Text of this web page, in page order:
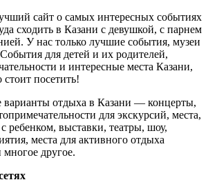
сайт о самых интересных событиях
сходить в Казани с девушкой, с парнем
У нас только лучшие события, музеи
для детей и их родителей,
и интересные места Казани,
стоит посетить!
отдыха в Казани — концерты,
для экскурсий, места,
ребенком, выставки, театры, шоу,
места для активного отдыха
другое.